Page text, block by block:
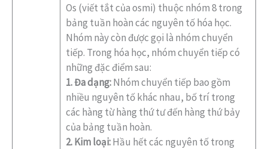
Os (viết tắt của osmi) thuộc nhóm 8 trong
bảng tuần hoàn các nguyên tố hóa học.
Nhóm này còn được gọi là nhóm chuyển
tiếp. Trong hóa học, nhóm chuyển tiếp có
những đặc điểm sau:
1. Đa dạng:Nhóm chuyển tiếp bao gồm
nhiều nguyên tố khác nhau, bố trí trong
các hàng từ hàng thứ tư đến hàng thứ bảy
của bảng tuần hoàn.
2. Kim loại:Hầu hết các nguyên tố trong